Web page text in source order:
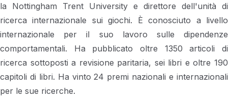
la Nottingham Trent University e direttore dell'unità di
ricerca internazionale sui giochi. È conosciuto a livello
internazionale per il suo lavoro sulle dipendenze
comportamentali. Ha pubblicato oltre 1350 articoli di
ricerca sottoposti a revisione paritaria, sei libri e oltre 190
capitoli di libri. Ha vinto 24 premi nazionali e internazionali
per le sue ricerche.